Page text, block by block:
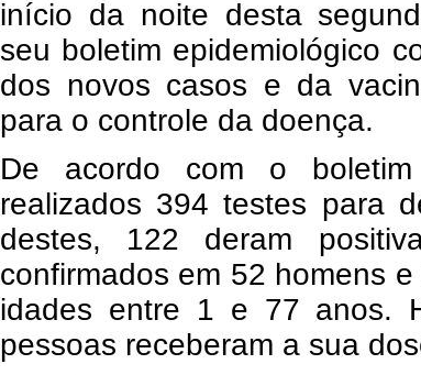
início da noite desta
seu boletim epidemiológico
dos novos casos e da
para o controle da doença.
De acordo com o
realizados 394 testes para
destes, 122 deram
confirmados em 52 homens
idades entre 1 e 77 anos.
pessoas receberam a sua